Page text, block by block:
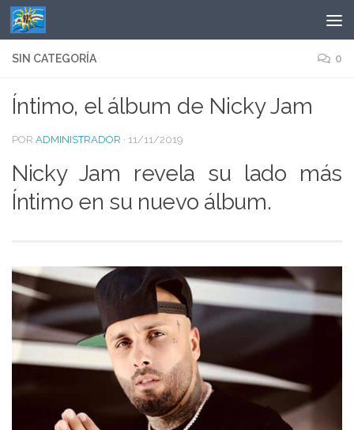
Saltar al contenido
SIN CATEGORÍA 0
Íntimo, el álbum de Nicky Jam
POR ADMINISTRADOR · 11/11/2019
Nicky Jam revela su lado más
Íntimo en su nuevo álbum.